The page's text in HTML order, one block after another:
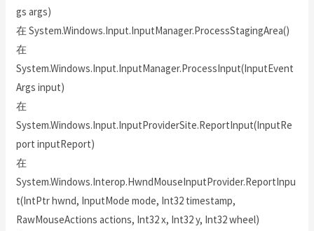
gs args)
在 System.Windows.Input.InputManager.ProcessStagingArea()
在
System.Windows.Input.InputManager.ProcessInput(InputEvent
Args input)
在
System.Windows.Input.InputProviderSite.ReportInput(InputRe
port inputReport)
在
System.Windows.Interop.HwndMouseInputProvider.ReportInpu
t(IntPtr hwnd, InputMode mode, Int32 timestamp,
RawMouseActions actions, Int32 x, Int32 y, Int32 wheel)